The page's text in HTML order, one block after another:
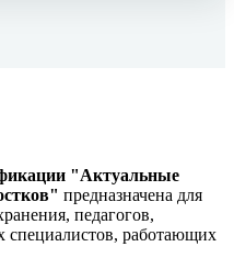
"Актуальные
предназначена для
педагогов,
специалистов, работающих